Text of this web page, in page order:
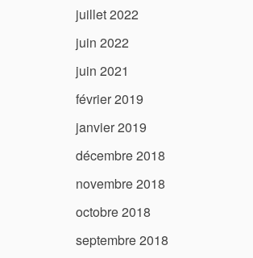
juillet 2022
juin 2022
juin 2021
février 2019
janvier 2019
décembre 2018
novembre 2018
octobre 2018
septembre 2018